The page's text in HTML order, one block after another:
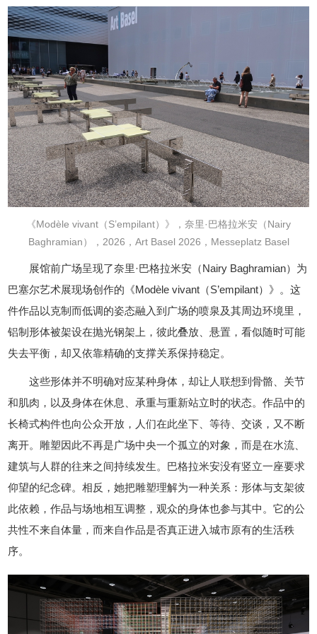
《Modèle vivant（S’empilant）》，奈里·巴格拉米安（Nairy
Baghramian），2026，Art Basel 2026，Messeplatz Basel
展馆前广场呈现了奈里·巴格拉米安（Nairy Baghramian）为
巴塞尔艺术展现场创作的《Modèle vivant（S’empilant）》。这
件作品以克制而低调的姿态融入到广场的喷泉及其周边环境里，
铝制形体被架设在抛光钢架上，彼此叠放、悬置，看似随时可能
失去平衡，却又依靠精确的支撑关系保持稳定。
这些形体并不明确对应某种身体，却让人联想到骨骼、关节
和肌肉，以及身体在休息、承重与重新站立时的状态。作品中的
长椅式构件也向公众开放，人们在此坐下、等待、交谈，又不断
离开。雕塑因此不再是广场中央一个孤立的对象，而是在水流、
建筑与人群的往来之间持续发生。巴格拉米安没有竖立一座要求
仰望的纪念碑。相反，她把雕塑理解为一种关系：形体与支架彼
此依赖，作品与场地相互调整，观众的身体也参与其中。它的公
共性不来自体量，而来自作品是否真正进入城市原有的生活秩
序。